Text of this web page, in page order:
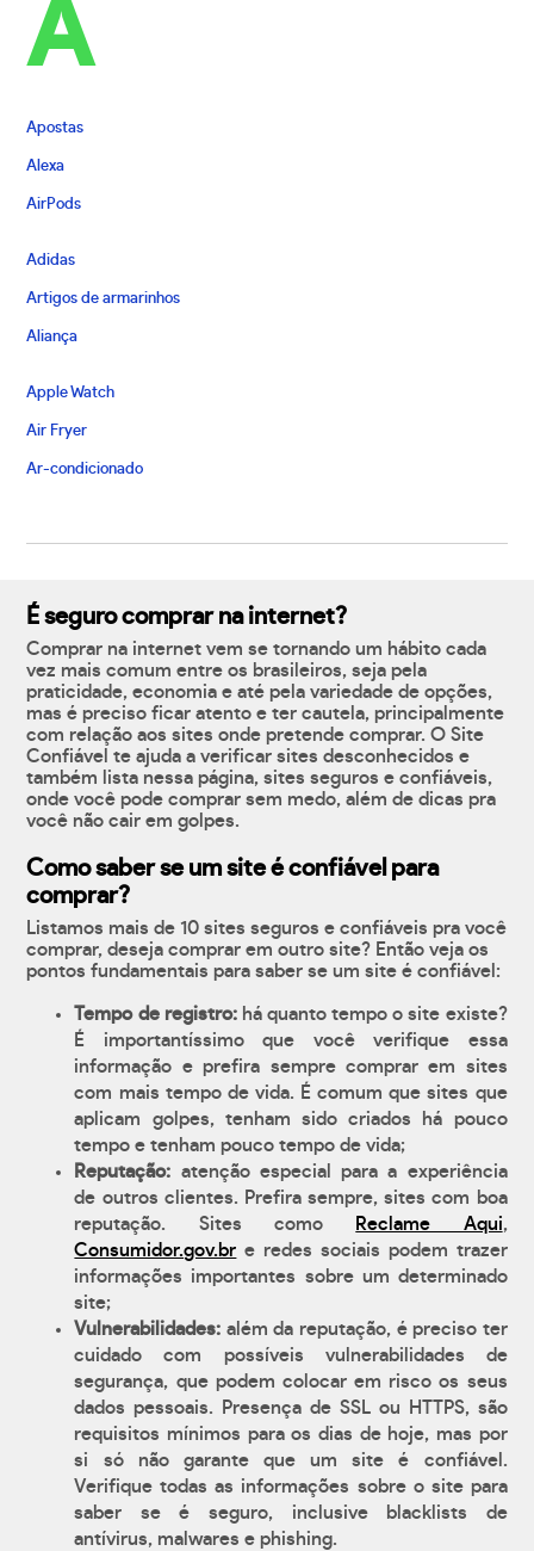
A
Apostas
Alexa
AirPods
Adidas
Artigos de armarinhos
Aliança
Apple Watch
Air Fryer
Ar-condicionado
É seguro comprar na internet?
Comprar na internet vem se tornando um hábito cada
vez mais comum entre os brasileiros, seja pela
praticidade, economia e até pela variedade de opções,
mas é preciso ficar atento e ter cautela, principalmente
com relação aos sites onde pretende comprar. O Site
Confiável te ajuda a verificar sites desconhecidos e
também lista nessa página, sites seguros e confiáveis,
onde você pode comprar sem medo, além de dicas pra
você não cair em golpes.
Como saber se um site é confiável para
comprar?
Listamos mais de 10 sites seguros e confiáveis pra você
comprar, deseja comprar em outro site? Então veja os
pontos fundamentais para saber se um site é confiável:
Tempo de registro:há quanto tempo o site existe?
É importantíssimo que você verifique essa
informação e prefira sempre comprar em sites
com mais tempo de vida. É comum que sites que
aplicam golpes, tenham sido criados há pouco
tempo e tenham pouco tempo de vida;
Reputação: atenção especial para a experiência
de outros clientes. Prefira sempre, sites com boa
reputação. Sites como
Reclame Aqui,
Consumidor.gov.br e redes sociais podem trazer
informações importantes sobre um determinado
site;
Vulnerabilidades: além da reputação, é preciso ter
cuidado com possíveis vulnerabilidades de
segurança, que podem colocar em risco os seus
dados pessoais. Presença de SSL ou HTTPS, são
requisitos mínimos para os dias de hoje, mas por
si só não garante que um site é confiável.
Verifique todas as informações sobre o site para
saber se é seguro, inclusive blacklists de
antívirus, malwares e phishing.